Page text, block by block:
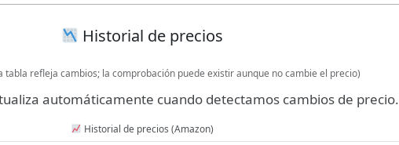
Historial de precios
tabla refleja cambios; la comprobación puede existir aunque no cambie el precio)
automáticamente cuando detectamos cambios de precio.
Historial de precios (Amazon)